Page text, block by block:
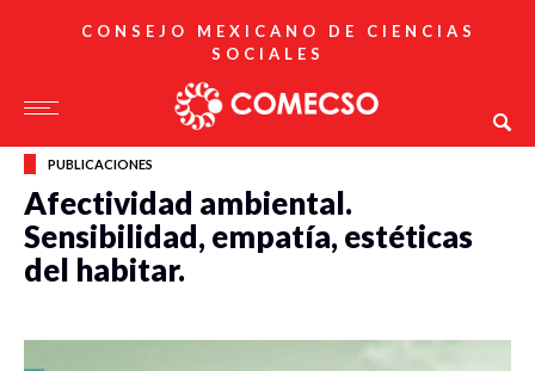
CONSEJO MEXICANO DE CIENCIAS
SOCIALES
PUBLICACIONES
Afectividad ambiental.
Sensibilidad, empatía, estéticas
del habitar.